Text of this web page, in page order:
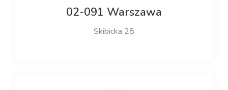
02-091 Warszawa
Skibicka 28